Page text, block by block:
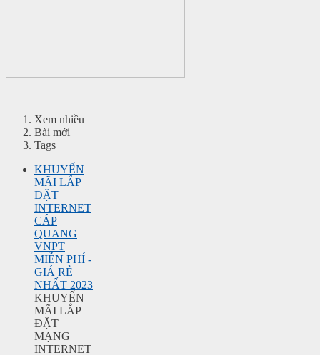
Xem nhiều
Bài mới
Tags
KHUYẾN
MÃI LẮP
ĐẶT
INTERNET
CÁP
QUANG
VNPT
MIỄN PHÍ -
GIÁ RẺ
NHẤT 2023
KHUYẾN
MÃI LẮP
ĐẶT
MẠNG
INTERNET